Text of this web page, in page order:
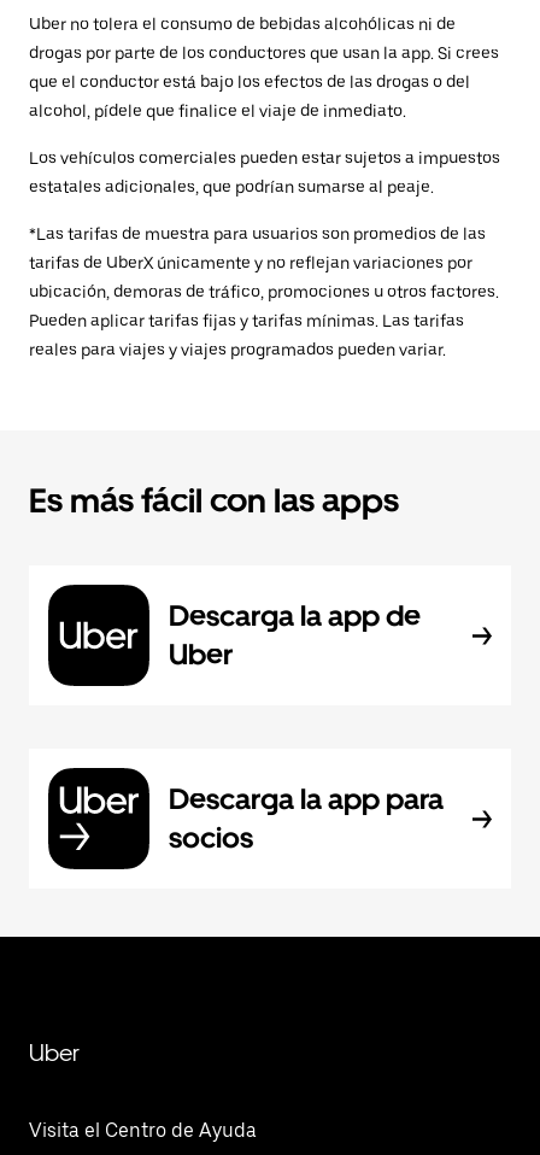
Uber no tolera el consumo de bebidas alcohólicas ni de
drogas por parte de los conductores que usan la app. Si crees
que el conductor está bajo los efectos de las drogas o del
alcohol, pídele que finalice el viaje de inmediato.
Los vehículos comerciales pueden estar sujetos a impuestos
estatales adicionales, que podrían sumarse al peaje.
*Las tarifas de muestra para usuarios son promedios de las
tarifas de UberX únicamente y no reflejan variaciones por
ubicación, demoras de tráfico, promociones u otros factores.
Pueden aplicar tarifas fijas y tarifas mínimas. Las tarifas
reales para viajes y viajes programados pueden variar.
Es más fácil con las apps
Descarga la app de
Uber
Descarga la app para
socios
Uber
Visita el Centro de Ayuda